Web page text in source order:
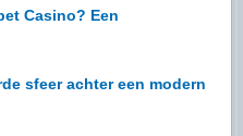
Casino? Een
sfeer achter een modern